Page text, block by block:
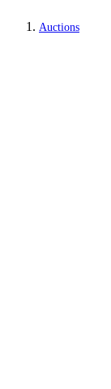
Auctions